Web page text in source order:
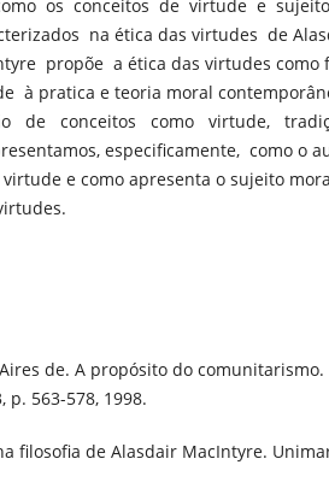
os conceitos de virtude e sujeito
na ética das virtudes de
propõe a ética das virtudes como
à pratica e teoria moral
de conceitos como virtude,
especificamente, como o
e como apresenta o sujeito
de. A propósito do comunitarismo.
p. 563-578, 1998.
filosofia de Alasdair MacIntyre.